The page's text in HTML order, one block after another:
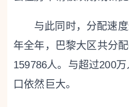
与此同时，分配速
年全年，巴黎大区共分
159786人。与超过200
口依然巨大。